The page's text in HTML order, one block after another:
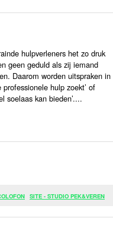
hulpverleners het zo druk
geen geduld als zij iemand
Daarom worden uitspraken in
hulp zoekt’ of
soelaas kan bieden’....
SITE - STUDIO PEK&VEREN